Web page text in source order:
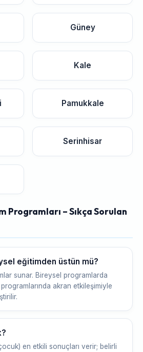
Güney
Kale
Pamukkale
Serinhisar
Programları – Sıkça Sorulan
eğitimden üstün mü?
sunar. Bireysel programlarda
akran etkileşimiyle
en etkili sonuçları verir; belirli